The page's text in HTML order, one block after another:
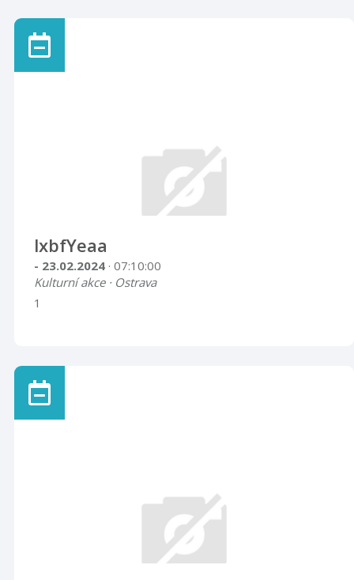
lxbfYeaa
- 23.02.2024 · 07:10:00
Kulturní akce · Ostrava
1